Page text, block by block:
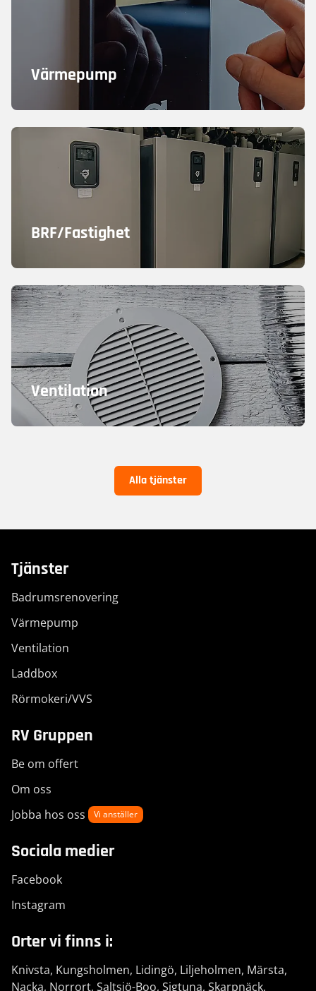
Värmepump
BRF/Fastighet
Ventilation
Alla tjänster
Tjänster
Badrumsrenovering
Värmepump
Ventilation
Laddbox
Rörmokeri/VVS
RV Gruppen
Be om offert
Om oss
Jobba hos oss
Vi anställer
Sociala medier
Facebook
Instagram
Orter vi finns i:
Knivsta, Kungsholmen, Lidingö, Liljeholmen, Märsta,
Nacka, Norrort, Saltsjö-Boo, Sigtuna, Skarpnäck,